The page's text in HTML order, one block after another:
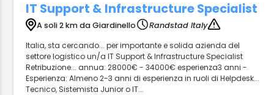
IT Support & Infrastructure Specialist
A soli 2 km da Giardinello
Randstad Italy
Italia, sta cercando... per importante e solida azienda del
settore logistico un/a IT Support & Infrastructure Specialist
Retribuzione... annua: 28000€ - 34000€ esperienza3 anni -
Esperienza: Almeno 2-3 anni di esperienza in ruoli di Helpdesk...
Tecnico, Sistemista Junior o IT...